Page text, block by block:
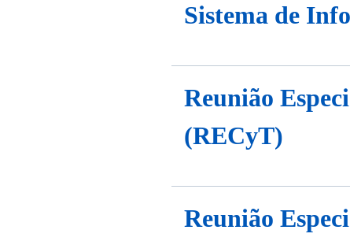
Sistema de
Reunião
(RECyT)
Reunião